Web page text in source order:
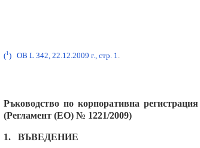
(1) ОВ L 342, 22.12.2009 г., стр. 1.
Ръководство по корпоративна
(Регламент (ЕО) № 1221/2009)
1. ВЪВЕДЕНИЕ